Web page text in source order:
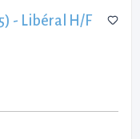
- Libéral H/F